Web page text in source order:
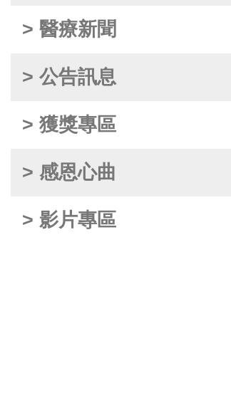
> 醫療新聞
> 公告訊息
> 獲獎專區
> 感恩心曲
> 影片專區